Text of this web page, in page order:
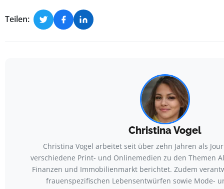
Teilen:
Christina Vogel
Christina Vogel arbeitet seit über zehn Jahren als
verschiedene Print- und Onlinemedien zu den Themen
Finanzen und Immobilienmarkt berichtet. Zudem
frauenspezifischen Lebensentwürfen sowie Mode-